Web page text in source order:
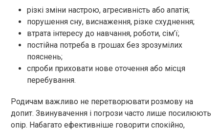
різкі зміни настрою, агресивність або апатія;
порушення сну, виснаження, різке схуднення;
втрата інтересу до навчання, роботи, сім’ї;
постійна потреба в грошах без зрозумілих
пояснень;
спроби приховати нове оточення або місця
перебування.
Родичам важливо не перетворювати розмову на
допит. Звинувачення і погрози часто лише посилюють
опір. Набагато ефективніше говорити спокійно,